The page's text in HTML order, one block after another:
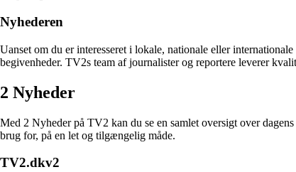
Nyhederen
Uanset om du er interesseret i lokale, nationale eller
begivenheder. TV2s team af journalister og reportere leverer
2 Nyheder
Med 2 Nyheder på TV2 kan du se en samlet oversigt over
brug for, på en let og tilgængelig måde.
TV2.dkv2